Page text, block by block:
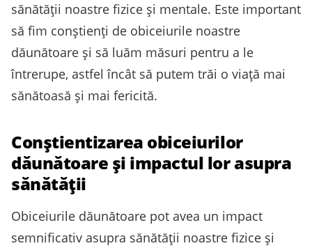
sănătății noastre fizice și mentale. Este important
să fim conștienți de obiceiurile noastre
dăunătoare și să luăm măsuri pentru a le
întrerupe, astfel încât să putem trăi o viață mai
sănătoasă și mai fericită.
Conștientizarea obiceiurilor
dăunătoare și impactul lor asupra
sănătății
Obiceiurile dăunătoare pot avea un impact
semnificativ asupra sănătății noastre fizice și